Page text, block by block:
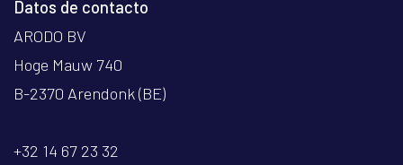
Datos de contacto
ARODO BV
Hoge Mauw 740
B-2370 Arendonk (BE)
+32 14 67 23 32